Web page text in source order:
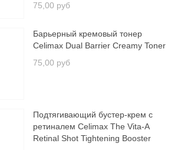
75,00 руб
Барьерный кремовый тонер
Celimax Dual Barrier Creamy Toner
75,00 руб
Подтягивающий бустер-крем с
ретиналем Celimax The Vita-A
Retinal Shot Tightening Booster